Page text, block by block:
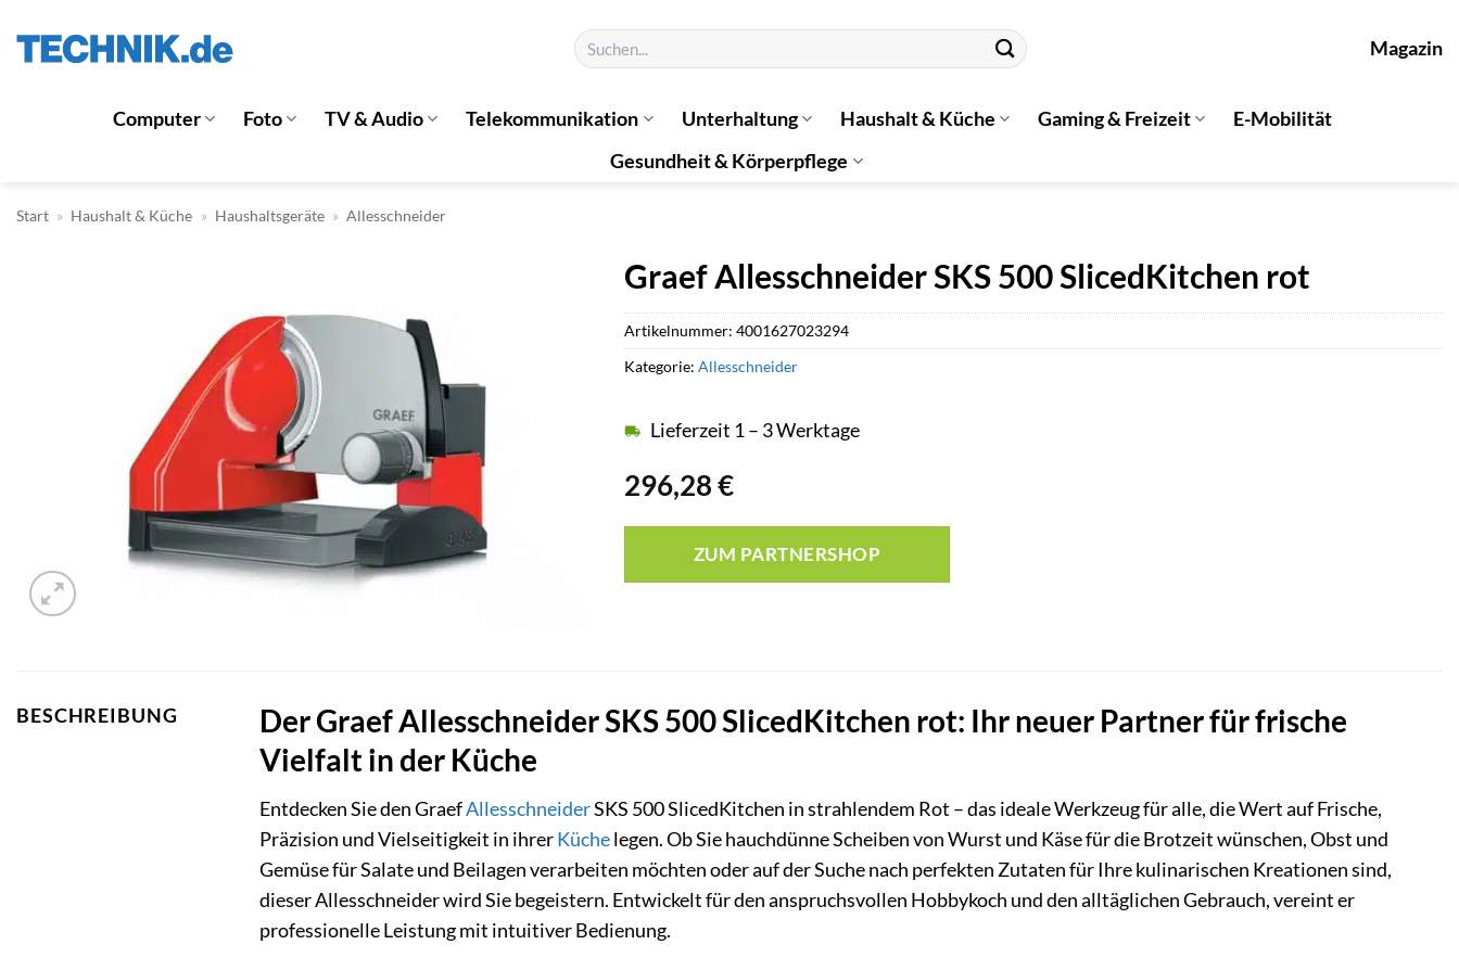
Inhalt
Suchen
nach:
Magazin
Computer Foto TV & Audio Telekommunikation Unterhaltung Haushalt & Küche Gaming & Freizeit
E-Mobilität
Gesundheit & Körperpflege
Start » Haushalt & Küche » Haushaltsgeräte » Allesschneider
Graef Allesschneider SKS 500 SlicedKitchen rot
296,28€
Lieferzeit 1 – 3 Werktage
ZUM PARTNERSHOP
Artikelnummer: 4001627023294
Kategorie: Allesschneider
BESCHREIBUNG
Der Graef Allesschneider SKS 500 SlicedKitchen rot: Ihr neuer Partner für frische
Vielfalt in der Küche
Entdecken Sie den GraefAllesschneiderSKS 500 SlicedKitchen in strahlendem Rot – das ideale Werkzeug für alle, die Wert auf Frische,
Präzision und Vielseitigkeit in ihrerKüchelegen. Ob Sie hauchdünne Scheiben von Wurst und Käse für die Brotzeit wünschen, Obst und
Gemüse für Salate und Beilagen verarbeiten möchten oder auf der Suche nach perfekten Zutaten für Ihre kulinarischen Kreationen sind,
dieser Allesschneider wird Sie begeistern. Entwickelt für den anspruchsvollen Hobbykoch und den alltäglichen Gebrauch, vereint er
professionelle Leistung mit intuitiver Bedienung.